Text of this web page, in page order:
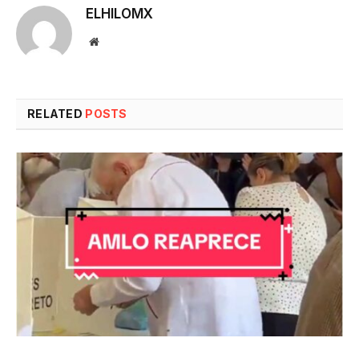
ELHILOMX
Website
RELATED POSTS